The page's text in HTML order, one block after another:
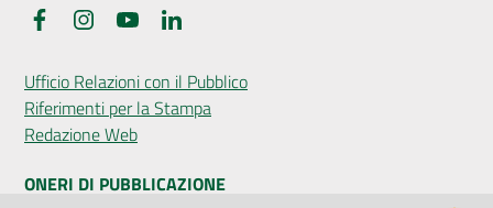
FacebookInstagramYouTube
Ufficio Relazioni con il Pubblico
Riferimenti per la Stampa
Redazione Web
ONERI DI PUBBLICAZIONE